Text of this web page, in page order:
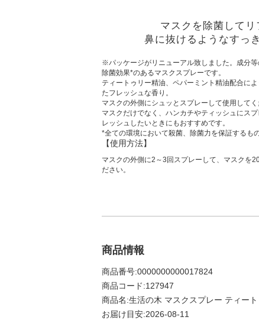
マスクを除菌してリ
鼻に抜けるようなすっ
※パッケージがリニューアル致しました。成分等
除菌効果*のあるマスクスプレーです。
ティートゥリー精油、ペパーミント精油配合に
たフレッシュな香り。
マスクの外側にシュッとスプレーして使用してく
マスクだけでなく、ハンカチやティッシュにス
レッシュしたいときにもおすすめです。
*全ての環境において殺菌、除菌力を保証するも
【使用方法】
マスクの外側に2～3回スプレーして、マスクを
ださい。
商品情報
商品番号:0000000000017824
商品コード:127947
商品名:生活の木 マスクスプレー ティー
お届け目安:2026-08-11